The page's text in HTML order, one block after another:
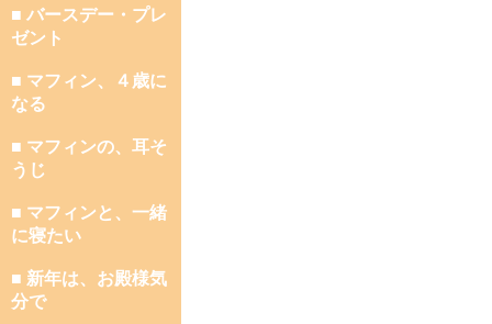
■ バースデー・プレ
ゼント
■ マフィン、４歳に
なる
■ マフィンの、耳そ
うじ
■ マフィンと、一緒
に寝たい
■ 新年は、お殿様気
分で